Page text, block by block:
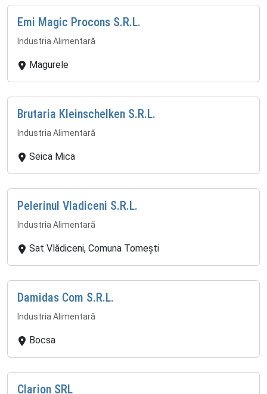
Emi Magic Procons S.R.L.
Industria Alimentară
Magurele
Brutaria Kleinschelken S.R.L.
Industria Alimentară
Seica Mica
Pelerinul Vladiceni S.R.L.
Industria Alimentară
Sat Vlădiceni, Comuna Tomești
Damidas Com S.R.L.
Industria Alimentară
Bocsa
Clarion SRL